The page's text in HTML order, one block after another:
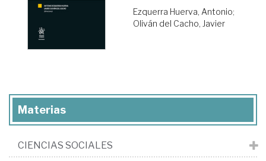
Ezquerra Huerva, Antonio;
Oliván del Cacho, Javier
Materias
CIENCIAS SOCIALES